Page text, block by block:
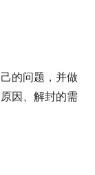
的问题，并做
因、解封的需